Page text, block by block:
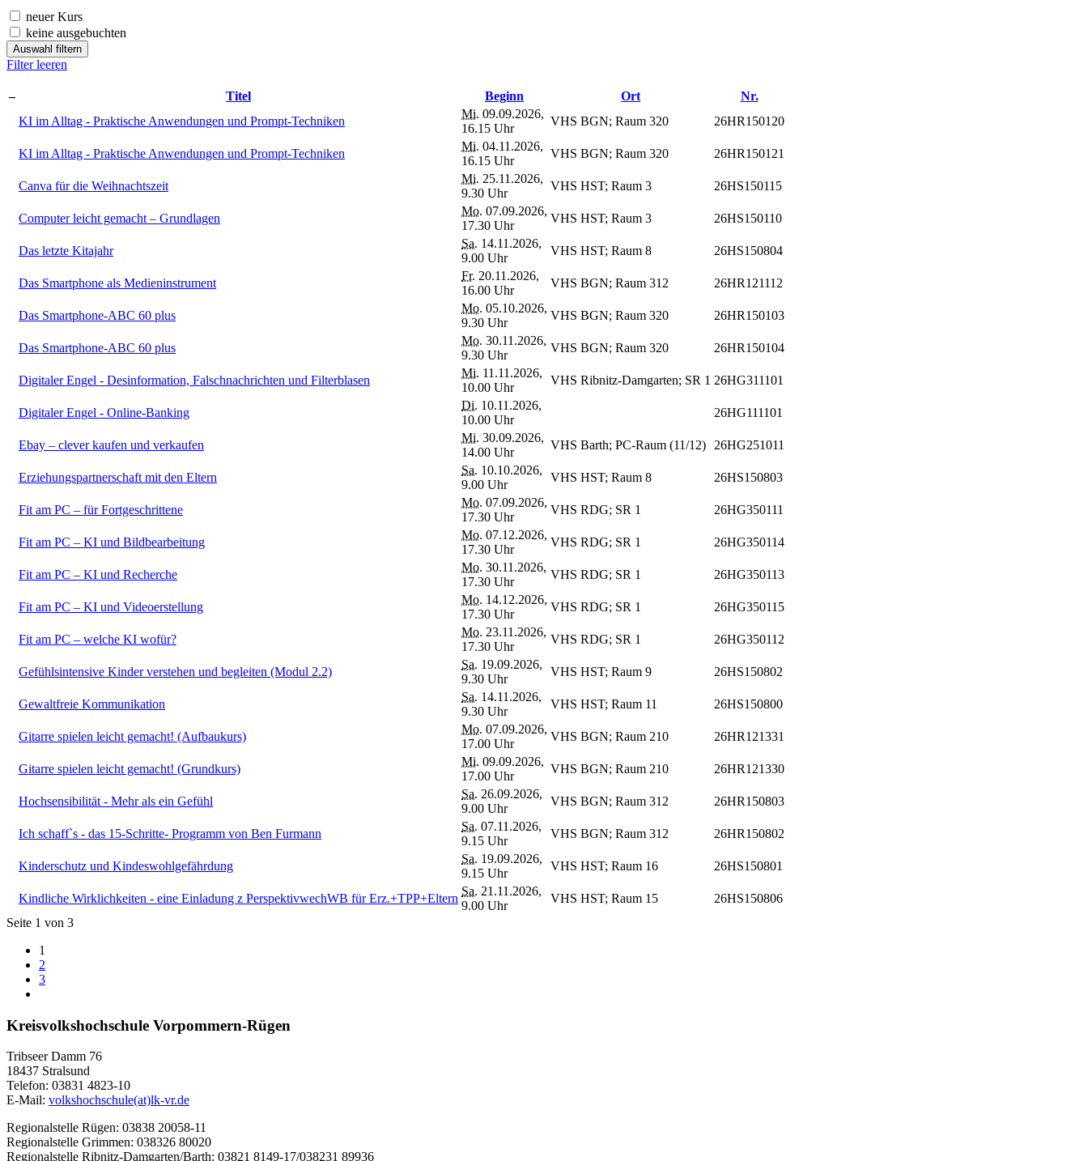
neuer Kurs
keine ausgebuchten
Auswahl filtern
Filter leeren
– Titel Beginn Ort
Nr.
KI im Alltag - Praktische Anwendungen und Prompt-Techniken
Mi. 09.09.2026,
16.15 Uhr
VHS BGN; Raum 320 26HR150120
KI im Alltag - Praktische Anwendungen und Prompt-Techniken
Mi. 04.11.2026,
16.15 Uhr
VHS BGN; Raum 320 26HR150121
Canva für die Weihnachtszeit
Mi. 25.11.2026,
9.30 Uhr
VHS HST; Raum 3 26HS150115
Computer leicht gemacht – Grundlagen
Mo. 07.09.2026,
17.30 Uhr
VHS HST; Raum 3 26HS150110
Das letzte Kitajahr
Sa. 14.11.2026,
9.00 Uhr
VHS HST; Raum 8 26HS150804
Das Smartphone als Medieninstrument
Fr. 20.11.2026,
16.00 Uhr
VHS BGN; Raum 312 26HR121112
Das Smartphone-ABC 60 plus
Mo. 05.10.2026,
9.30 Uhr
VHS BGN; Raum 320 26HR150103
Das Smartphone-ABC 60 plus
Mo. 30.11.2026,
9.30 Uhr
VHS BGN; Raum 320 26HR150104
Digitaler Engel - Desinformation, Falschnachrichten und Filterblasen
Mi. 11.11.2026,
10.00 Uhr
VHS Ribnitz-Damgarten; SR 1 26HG311101
Digitaler Engel - Online-Banking
Di. 10.11.2026,
10.00 Uhr
26HG111101
Ebay – clever kaufen und verkaufen
Mi. 30.09.2026,
14.00 Uhr
VHS Barth; PC-Raum (11/12) 26HG251011
Erziehungspartnerschaft mit den Eltern
Sa. 10.10.2026,
9.00 Uhr
VHS HST; Raum 8 26HS150803
Fit am PC – für Fortgeschrittene
Mo. 07.09.2026,
17.30 Uhr
VHS RDG; SR 1 26HG350111
Fit am PC – KI und Bildbearbeitung
Mo. 07.12.2026,
17.30 Uhr
VHS RDG; SR 1 26HG350114
Fit am PC – KI und Recherche
Mo. 30.11.2026,
17.30 Uhr
VHS RDG; SR 1 26HG350113
Fit am PC – KI und Videoerstellung
Mo. 14.12.2026,
17.30 Uhr
VHS RDG; SR 1 26HG350115
Fit am PC – welche KI wofür?
Mo. 23.11.2026,
17.30 Uhr
VHS RDG; SR 1 26HG350112
Gefühlsintensive Kinder verstehen und begleiten (Modul 2.2)
Sa. 19.09.2026,
9.30 Uhr
VHS HST; Raum 9 26HS150802
Gewaltfreie Kommunikation
Sa. 14.11.2026,
9.30 Uhr
VHS HST; Raum 11 26HS150800
Gitarre spielen leicht gemacht! (Aufbaukurs)
Mo. 07.09.2026,
17.00 Uhr
VHS BGN; Raum 210 26HR121331
Gitarre spielen leicht gemacht! (Grundkurs)
Mi. 09.09.2026,
17.00 Uhr
VHS BGN; Raum 210 26HR121330
Hochsensibilität - Mehr als ein Gefühl
Sa. 26.09.2026,
9.00 Uhr
VHS BGN; Raum 312 26HR150803
Ich schaff`s - das 15-Schritte- Programm von Ben Furmann
Sa. 07.11.2026,
9.15 Uhr
VHS BGN; Raum 312 26HR150802
Kinderschutz und Kindeswohlgefährdung
Sa. 19.09.2026,
9.15 Uhr
VHS HST; Raum 16 26HS150801
Kindliche Wirklichkeiten - eine Einladung z PerspektivwechWB für Erz.+TPP+Eltern
Sa. 21.11.2026,
9.00 Uhr
VHS HST; Raum 15
26HS150806
Seite 1 von 3
1
2
3
Kreisvolkshochschule Vorpommern-Rügen
Tribseer Damm 76
18437 Stralsund
Telefon: 03831 4823-10
E-Mail: volkshochschule(at)lk-vr.de
Regionalstelle Rügen: 03838 20058-11
Regionalstelle Grimmen: 038326 80020
Regionalstelle Ribnitz-Damgarten/Barth: 03821 8149-17/038231 89936